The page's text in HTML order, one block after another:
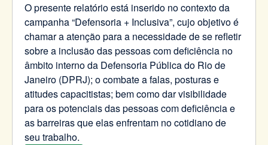
O presente relatório está inserido no contexto da
campanha “Defensoria + Inclusiva”, cujo objetivo é
chamar a atenção para a necessidade de se refletir
sobre a inclusão das pessoas com deficiência no
âmbito interno da Defensoria Pública do Rio de
Janeiro (DPRJ); o combate a falas, posturas e
atitudes capacitistas; bem como dar visibilidade
para os potenciais das pessoas com deficiência e
as barreiras que elas enfrentam no cotidiano de
seu trabalho.